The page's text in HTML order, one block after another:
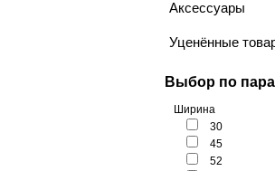
Аксессуары
Уценённые
Выбор по
Ширина
30
45
52